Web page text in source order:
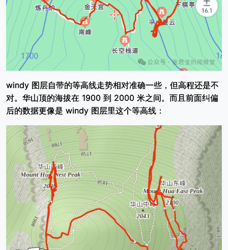
windy 图层自带的等高线走势相对准确一些，但高程还是不
对。华山顶的海拔在 1900 到 2000 米之间。而且前面纠偏
后的数据更像是 windy 图层里这个等高线：